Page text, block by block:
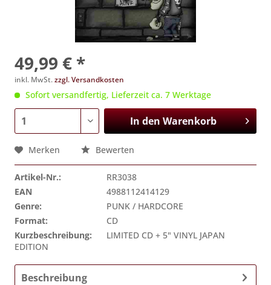
49,99 € *
inkl. MwSt.zzgl. Versandkosten
Sofort versandfertig, Lieferzeit ca. 7 Werktage
In denWarenkorb
Merken Bewerten
Artikel-Nr.:
RR3038
EAN
4988112414129
Genre:
PUNK / HARDCORE
Format:
CD
Kurzbeschreibung:
LIMITED CD + 5" VINYL JAPAN
EDITION
Beschreibung